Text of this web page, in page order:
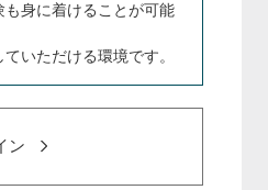
も身に着けることが可能
いただける環境です。
ン